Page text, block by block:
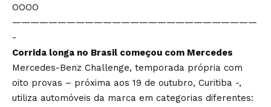
OOOO
———————————————————————————
-
Corrida longa no Brasil começou com Mercedes
Mercedes-Benz Challenge, temporada própria com
oito provas – próxima aos 19 de outubro, Curitiba -,
utiliza automóveis da marca em categorias diferentes: